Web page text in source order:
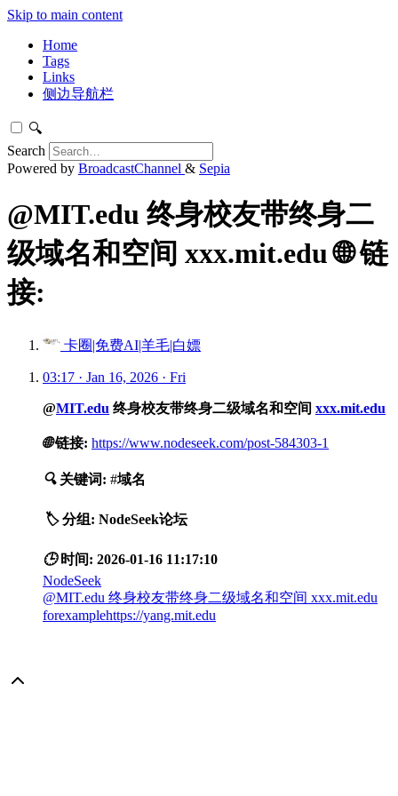
Skip to main content
Home
Tags
Links
侧边导航栏
🔍
Search
Powered by BroadcastChannel & Sepia
@MIT.edu 终身校友带终身二
级域名和空间 xxx.mit.edu 🌐 链
接:
卡圈|免费AI|羊毛|白嫖
03:17 · Jan 16, 2026 · Fri
@MIT.edu 终身校友带终身二级域名和空间 xxx.mit.edu
🌐 链接: https://www.nodeseek.com/post-584303-1
🔍 关键词: #域名
🏷️ 分组: NodeSeek论坛
🕒 时间: 2026-01-16 11:17:10
NodeSeek
@MIT.edu 终身校友带终身二级域名和空间 xxx.mit.edu
forexamplehttps://yang.mit.edu